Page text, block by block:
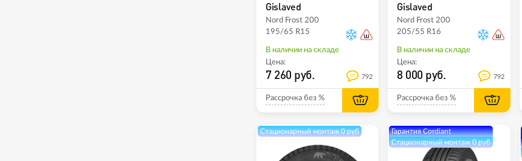
Gislaved
Nord Frost 200
195/65 R15
В наличии на складе
Цена:
7 260 руб. 792
Рассрочка без %
Gislaved
Nord Frost 200
205/55 R16
В наличии на складе
Цена:
8 000 руб. 792
Рассрочка без %
Стационарный монтаж 0 руб
Гарантия Cordiant
Стационарный монтаж 0 руб